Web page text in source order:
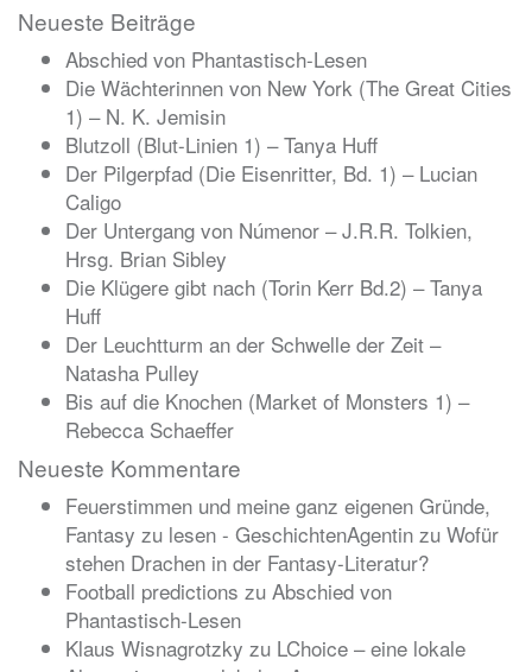
Neueste Beiträge
Abschied von Phantastisch-Lesen
Die Wächterinnen von New York (The Great Cities
1) – N. K. Jemisin
Blutzoll (Blut-Linien 1) – Tanya Huff
Der Pilgerpfad (Die Eisenritter, Bd. 1) – Lucian
Caligo
Der Untergang von Númenor – J.R.R. Tolkien,
Hrsg. Brian Sibley
Die Klügere gibt nach (Torin Kerr Bd.2) – Tanya
Huff
Der Leuchtturm an der Schwelle der Zeit –
Natasha Pulley
Bis auf die Knochen (Market of Monsters 1) –
Rebecca Schaeffer
Neueste Kommentare
Feuerstimmen und meine ganz eigenen Gründe,
Fantasy zu lesen - GeschichtenAgentin zu Wofür
stehen Drachen in der Fantasy-Literatur?
Football predictions zu Abschied von
Phantastisch-Lesen
Klaus Wisnagrotzky zu LChoice – eine lokale